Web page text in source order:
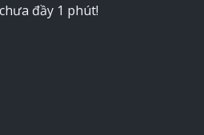
đầy 1 phút!